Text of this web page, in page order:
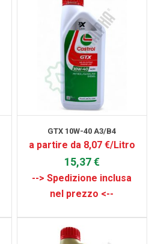
GTX 10W-40 A3/B4
a partire da 8,07 €/Litro
15,37 €